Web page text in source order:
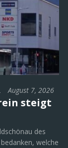
August 7, 2026
steigt
des
welche